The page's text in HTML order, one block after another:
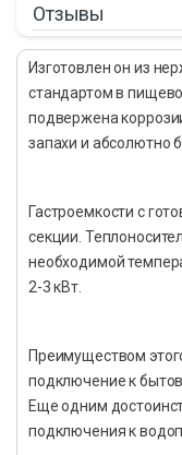
Отзывы
Изготовлен он из
стандартом в
подвержена
запахи и абсолютно
Гастроемкости с
секции.
необходимой
2-3 кВт.
Преимуществом
подключение к
Еще одним
подключения к